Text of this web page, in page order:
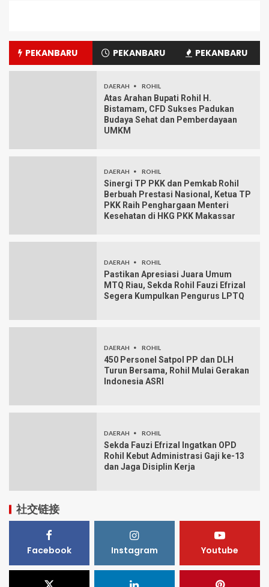
PEKANBARU PEKANBARU PEKANBARU
DAERAH ROHIL
Atas Arahan Bupati Rohil H.
Bistamam, CFD Sukses Padukan
Budaya Sehat dan Pemberdayaan
UMKM
DAERAH ROHIL
Sinergi TP PKK dan Pemkab Rohil
Berbuah Prestasi Nasional, Ketua TP
PKK Raih Penghargaan Menteri
Kesehatan di HKG PKK Makassar
DAERAH ROHIL
Pastikan Apresiasi Juara Umum
MTQ Riau, Sekda Rohil Fauzi Efrizal
Segera Kumpulkan Pengurus LPTQ
DAERAH ROHIL
450 Personel Satpol PP dan DLH
Turun Bersama, Rohil Mulai Gerakan
Indonesia ASRI
DAERAH ROHIL
Sekda Fauzi Efrizal Ingatkan OPD
Rohil Kebut Administrasi Gaji ke-13
dan Jaga Disiplin Kerja
社交链接
Facebook Instagram Youtube